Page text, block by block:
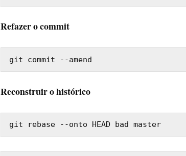
Refazer o commit
git commit --amend
Reconstruir o histórico
git rebase --onto HEAD bad master